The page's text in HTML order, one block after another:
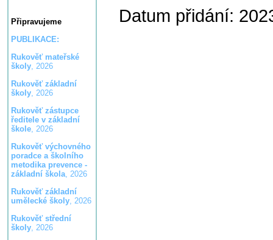
Připravujeme
PUBLIKACE:
Rukověť mateřské
školy, 2026
Rukověť základní
školy, 2026
Rukověť zástupce
ředitele v základní
škole, 2026
Rukověť výchovného
poradce a školního
metodika prevence -
základní škola, 2026
Rukověť základní
umělecké školy, 2026
Rukověť střední
školy, 2026
Datum přidání: